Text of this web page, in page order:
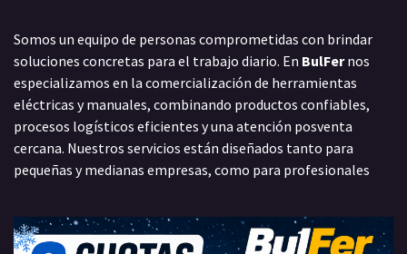
Somos un equipo de personas comprometidas con brindar
soluciones concretas para el trabajo diario. En BulFernos
especializamos en la comercialización de herramientas
eléctricas y manuales, combinando productos confiables,
procesos logísticos eficientes y una atención posventa
cercana. Nuestros servicios están diseñados tanto para
pequeñas y medianas empresas, como para profesionales